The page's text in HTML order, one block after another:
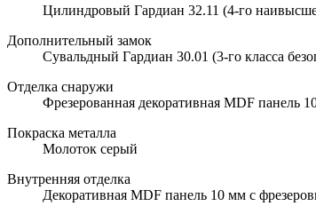
Цилиндровый Гардиан 32.11 (4-го
Дополнительный замок
Сувальдный Гардиан 30.01 (3-го класса
Отделка снаружи
Фрезерованная декоративная MDF панель
Покраска металла
Молоток серый
Внутренняя отделка
Декоративная MDF панель 10 мм с